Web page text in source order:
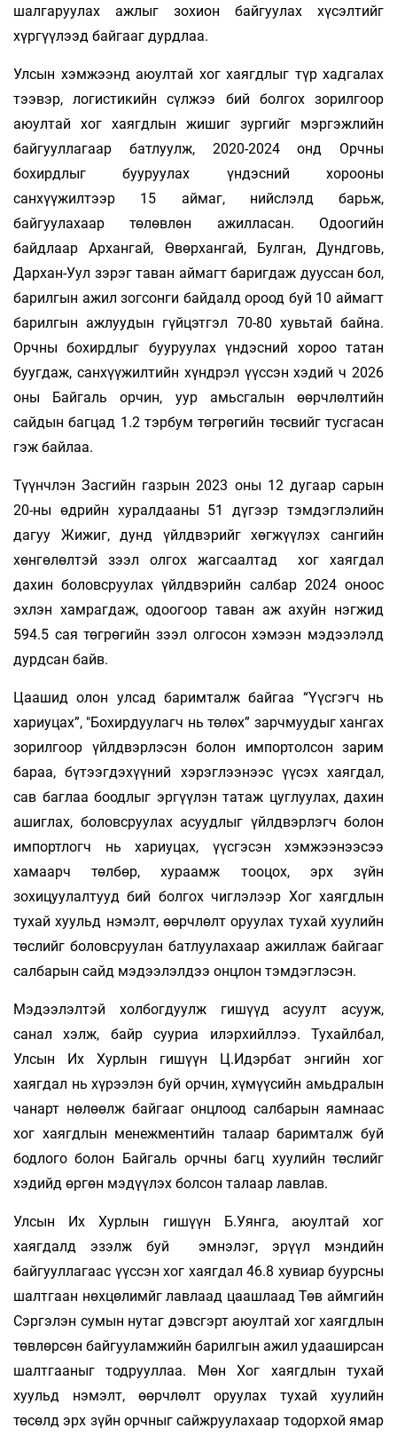
шалгаруулах ажлыг зохион байгуулах хүсэлтийг
хүргүүлээд байгааг дурдлаа.
Улсын хэмжээнд аюултай хог хаягдлыг түр хадгалах
тээвэр, логистикийн сүлжээ бий болгох зорилгоор
аюултай хог хаягдлын жишиг зургийг мэргэжлийн
байгууллагаар батлуулж, 2020-2024 онд Орчны
бохирдлыг бууруулах үндэсний хорооны
санхүүжилтээр 15 аймаг, нийслэлд барьж,
байгуулахаар төлөвлөн ажилласан. Одоогийн
байдлаар Архангай, Өвөрхангай, Булган, Дундговь,
Дархан-Уул зэрэг таван аймагт баригдаж дууссан бол,
барилгын ажил зогсонги байдалд ороод буй 10 аймагт
барилгын ажлуудын гүйцэтгэл 70-80 хувьтай байна.
Орчны бохирдлыг бууруулах үндэсний хороо татан
буугдаж, санхүүжилтийн хүндрэл үүссэн хэдий ч 2026
оны Байгаль орчин, уур амьсгалын өөрчлөлтийн
сайдын багцад 1.2 тэрбум төгрөгийн төсвийг тусгасан
гэж байлаа.
Түүнчлэн Засгийн газрын 2023 оны 12 дугаар сарын
20-ны өдрийн хуралдааны 51 дүгээр тэмдэглэлийн
дагуу Жижиг, дунд үйлдвэрийг хөгжүүлэх сангийн
хөнгөлөлтэй зээл олгох жагсаалтад хог хаягдал
дахин боловсруулах үйлдвэрийн салбар 2024 оноос
эхлэн хамрагдаж, одоогоор таван аж ахуйн нэгжид
594.5 сая төгрөгийн зээл олгосон хэмээн мэдээлэлд
дурдсан байв.
Цаашид олон улсад баримталж байгаа “Үүсгэгч нь
хариуцах”, "Бохирдуулагч нь төлөх” зарчмуудыг хангах
зорилгоор үйлдвэрлэсэн болон импортолсон зарим
бараа, бүтээгдэхүүний хэрэглээнээс үүсэх хаягдал,
сав баглаа боодлыг эргүүлэн татаж цуглуулах, дахин
ашиглах, боловсруулах асуудлыг үйлдвэрлэгч болон
импортлогч нь хариуцах, үүсгэсэн хэмжээнээсээ
хамаарч төлбөр, хураамж тооцох, эрх зүйн
зохицуулалтууд бий болгох чиглэлээр Хог хаягдлын
тухай хуульд нэмэлт, өөрчлөлт оруулах тухай хуулийн
төслийг боловсруулан батлуулахаар ажиллаж байгааг
салбарын сайд мэдээлэлдээ онцлон тэмдэглэсэн.
Мэдээлэлтэй холбогдуулж гишүүд асуулт асууж,
санал хэлж, байр сууриа илэрхийллээ. Тухайлбал,
Улсын Их Хурлын гишүүн Ц.Идэрбат энгийн хог
хаягдал нь хүрээлэн буй орчин, хүмүүсийн амьдралын
чанарт нөлөөлж байгааг онцлоод салбарын яамнаас
хог хаягдлын менежментийн талаар баримталж буй
бодлого болон Байгаль орчны багц хуулийн төслийг
хэдийд өргөн мэдүүлэх болсон талаар лавлав.
Улсын Их Хурлын гишүүн Б.Уянга, аюултай хог
хаягдалд эзэлж буй эмнэлэг, эрүүл мэндийн
байгууллагаас үүссэн хог хаягдал 46.8 хувиар буурсны
шалтгаан нөхцөлимйг лавлаад цаашлаад Төв аймгийн
Сэргэлэн сумын нутаг дэвсгэрт аюултай хог хаягдлын
төвлөрсөн байгууламжийн барилгын ажил удааширсан
шалтгааныг тодрууллаа. Мөн Хог хаягдлын тухай
хуульд нэмэлт, өөрчлөлт оруулах тухай хуулийн
төсөлд эрх зүйн орчныг сайжруулахаар тодорхой ямар